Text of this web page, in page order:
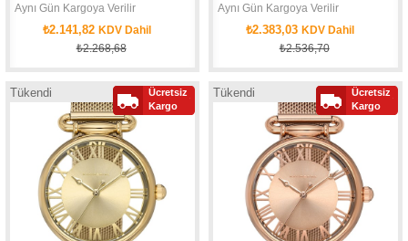
Aynı Gün Kargoya Verilir
₺2.141,82 KDV Dahil
₺2.268,68
Aynı Gün Kargoya Verilir
₺2.383,03 KDV Dahil
₺2.536,70
Tükendi
Ücretsiz
Kargo
Tükendi
Ücretsiz
Kargo